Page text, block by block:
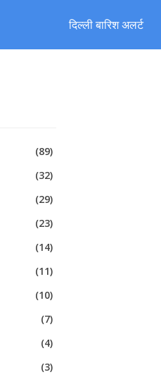
दिल्ली बारिश अलर्ट
(89)
(32)
(29)
(23)
(14)
(11)
(10)
(7)
(4)
(3)